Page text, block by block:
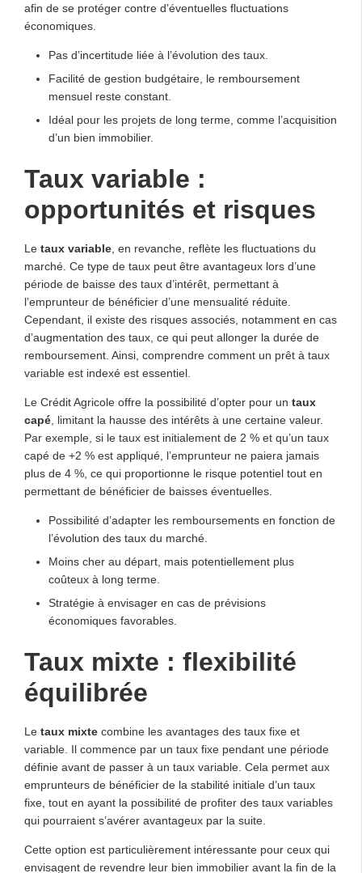
afin de se protéger contre d’éventuelles fluctuations
économiques.
Pas d’incertitude liée à l’évolution des taux.
Facilité de gestion budgétaire, le remboursement
mensuel reste constant.
Idéal pour les projets de long terme, comme l’acquisition
d’un bien immobilier.
Taux variable :
opportunités et risques
Le taux variable , en revanche, reflète les fluctuations du
marché. Ce type de taux peut être avantageux lors d’une
période de baisse des taux d’intérêt, permettant à
l’emprunteur de bénéficier d’une mensualité réduite.
Cependant, il existe des risques associés, notamment en cas
d’augmentation des taux, ce qui peut allonger la durée de
remboursement. Ainsi, comprendre comment un prêt à taux
variable est indexé est essentiel.
Le Crédit Agricole offre la possibilité d’opter pour un taux
capé , limitant la hausse des intérêts à une certaine valeur.
Par exemple, si le taux est initialement de 2 % et qu’un taux
capé de +2 % est appliqué, l’emprunteur ne paiera jamais
plus de 4 %, ce qui proportionne le risque potentiel tout en
permettant de bénéficier de baisses éventuelles.
Possibilité d’adapter les remboursements en fonction de
l’évolution des taux du marché.
Moins cher au départ, mais potentiellement plus
coûteux à long terme.
Stratégie à envisager en cas de prévisions
économiques favorables.
Taux mixte : flexibilité
équilibrée
Le taux mixte combine les avantages des taux fixe et
variable. Il commence par un taux fixe pendant une période
définie avant de passer à un taux variable. Cela permet aux
emprunteurs de bénéficier de la stabilité initiale d’un taux
fixe, tout en ayant la possibilité de profiter des taux variables
qui pourraient s’avérer avantageux par la suite.
Cette option est particulièrement intéressante pour ceux qui
envisagent de revendre leur bien immobilier avant la fin de la